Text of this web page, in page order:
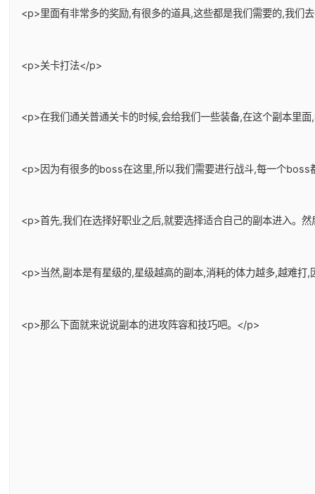
<p>里面有非常多的奖励,有很多的道具,这些都是我们需要的,我们
<p>关卡打法</p>
<p>在我们通关普通关卡的时候,会给我们一些装备,在这个副本里
<p>因为有很多的boss在这里,所以我们需要进行战斗,每一个
<p>首先,我们在选择好职业之后,就要选择适合自己的副本进入。
<p>当然,副本是有星级的,星级越高的副本,消耗的体力越多,越难
<p>那么下面就来说说副本的进攻阵容和技巧吧。</p>